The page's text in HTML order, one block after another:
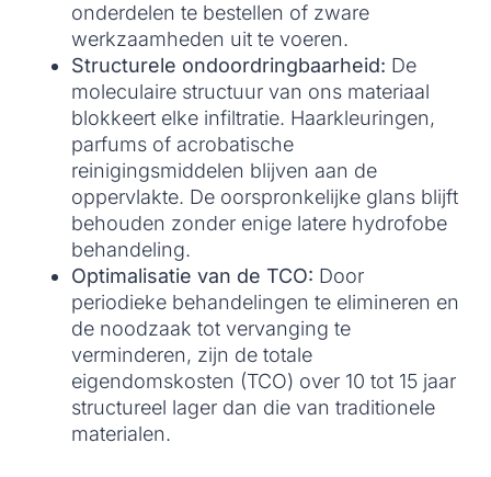
onderdelen te bestellen of zware
werkzaamheden uit te voeren.
Structurele ondoordringbaarheid: De
moleculaire structuur van ons materiaal
blokkeert elke infiltratie. Haarkleuringen,
parfums of acrobatische
reinigingsmiddelen blijven aan de
oppervlakte. De oorspronkelijke glans blijft
behouden zonder enige latere hydrofobe
behandeling.
Optimalisatie van de TCO: Door
periodieke behandelingen te elimineren en
de noodzaak tot vervanging te
verminderen, zijn de totale
eigendomskosten (TCO) over 10 tot 15 jaar
structureel lager dan die van traditionele
materialen.